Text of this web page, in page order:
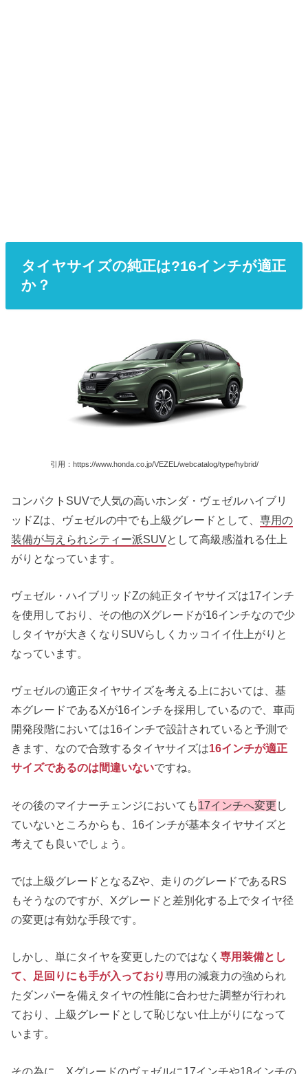
タイヤサイズの純正は?16インチが適正
か？
引用：https://www.honda.co.jp/VEZEL/webcatalog/type/hybrid/
コンパクトSUVで人気の高いホンダ・ヴェゼルハイブリ
ッドZは、ヴェゼルの中でも上級グレードとして、専用の
装備が与えられシティー派SUVとして高級感溢れる仕上
がりとなっています。
ヴェゼル・ハイブリッドZの純正タイヤサイズは17インチ
を使用しており、その他のXグレードが16インチなので少
しタイヤが大きくなりSUVらしくカッコイイ仕上がりと
なっています。
ヴェゼルの適正タイヤサイズを考える上においては、基
本グレードであるXが16インチを採用しているので、車両
開発段階においては16インチで設計されていると予測で
きます、なので合致するタイヤサイズは16インチが適正
サイズであるのは間違いないですね。
その後のマイナーチェンジにおいても17インチへ変更 し
ていないところからも、16インチが基本タイヤサイズと
考えても良いでしょう。
では上級グレードとなるZや、走りのグレードであるRS
もそうなのですが、Xグレードと差別化する上でタイヤ径
の変更は有効な手段です。
しかし、単にタイヤを変更したのではなく専用装備とし
て、足回りにも手が入っており専用の減衰力の強められ
たダンパーを備えタイヤの性能に合わせた調整が行われ
ており、上級グレードとして恥じない仕上がりになって
います。
その為に、Xグレードのヴェゼルに17インチや18インチの